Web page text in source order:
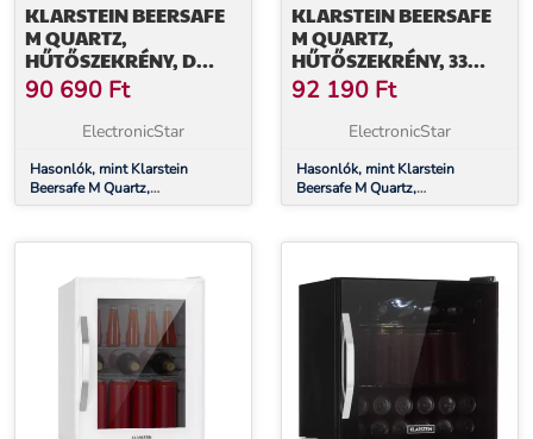
KLARSTEIN BEERSAFE
M QUARTZ,
HŰTŐSZEKRÉNY, D
ENERGIAHATÉKONYSÁGI
OSZTÁLY, LED, 2 FÉM
RÁCS, ÜVEGAJTÓ,
90 690 Ft
ElectronicStar
Hasonlók, mint Klarstein
Beersafe M Quartz,
hűtőszekrény, D
LED, 2 fém rács, üvegajtó, fehér
KLARSTEIN BEERSAFE
M QUARTZ,
HŰTŐSZEKRÉNY, 33
LITER, 2 POLC,
PANORÁMA ÜVEGAJTÓ
92 190 Ft
ElectronicStar
Hasonlók, mint Klarstein
Beersafe M Quartz,
hűtőszekrény, 33 liter, 2 polc,